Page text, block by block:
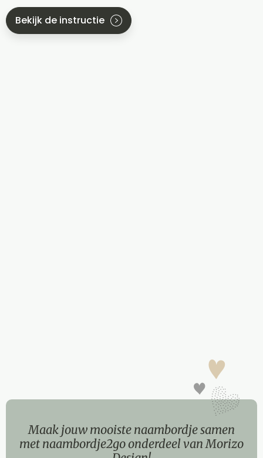
Bekijk de instructie
Maak jouw mooiste naambordje samen
met naambordje2go onderdeel van Morizo